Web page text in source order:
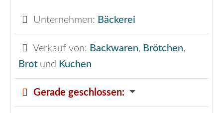
Unternehmen: Bäckerei
Verkauf von: Backwaren, Brötchen,
Brot und Kuchen
Gerade geschlossen: